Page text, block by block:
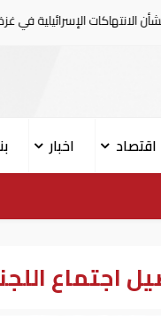
في غزة
اقتصاد اخبار
اجتماع